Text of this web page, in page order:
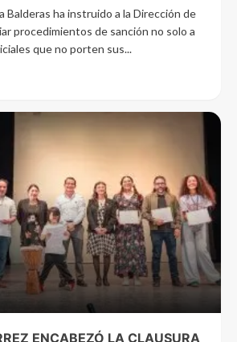
Balderas ha instruido a la Dirección de
procedimientos de sanción no solo a
que no porten sus...
ENCABEZÓ LA CLAUSURA